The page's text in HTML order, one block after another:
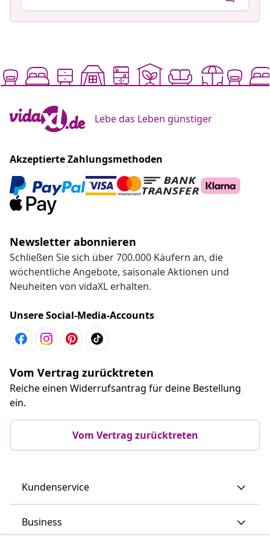
Lebe das Leben günstiger
Akzeptierte Zahlungsmethoden
Newsletter abonnieren
Schließen Sie sich über 700.000 Käufern an, die
wöchentliche Angebote, saisonale Aktionen und
Neuheiten von vidaXL erhalten.
Unsere Social-Media-Accounts
Vom Vertrag zurücktreten
Reiche einen Widerrufsantrag für deine Bestellung
ein.
Vom Vertrag zurücktreten
Kundenservice
Business